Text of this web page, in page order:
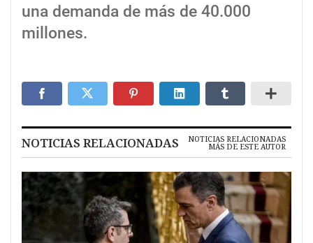
una demanda de más de 40.000
millones.
NOTICIAS RELACIONADAS NOTICIAS RELACIONADAS
MÁS DE ESTE AUTOR